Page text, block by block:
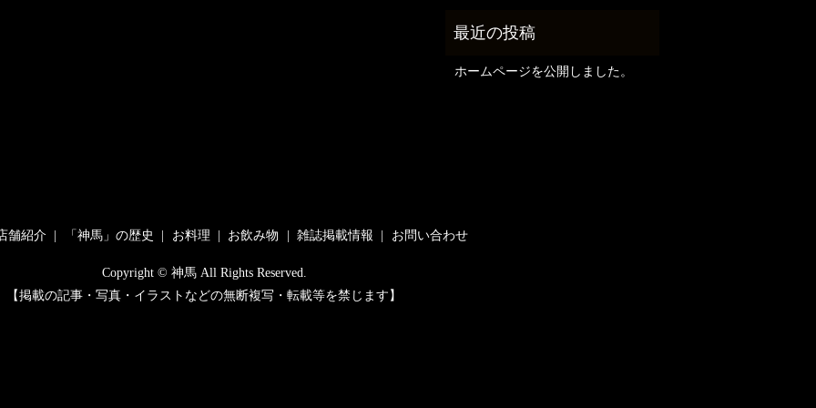
ホームページを公開しました。
舗紹介 「神馬」の歴史 お料理 お飲み物 雑誌掲載情報 お問い合わせ
Copyright © 神馬 All Rights Reserved.
【掲載の記事・写真・イラストなどの無断複写・転載等を禁じます】